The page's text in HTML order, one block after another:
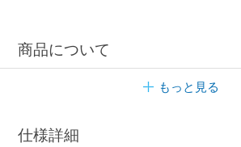
商品について
もっと見る
仕様詳細